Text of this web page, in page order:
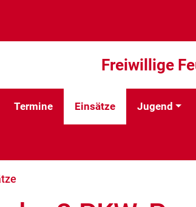
Freiwillige
Termine Einsätze Jugend